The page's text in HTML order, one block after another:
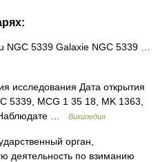
5339 Galaxie NGC 5339 …
исследования Дата открытия
5339, MCG 1 35 18, MK 1363,
Наблюдате …
Википедия
орган,
деятельность по взиманию